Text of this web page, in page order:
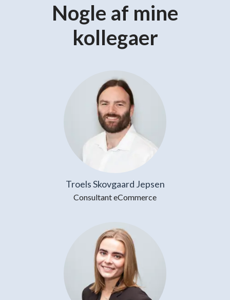
Nogle af mine
kollegaer
Troels Skovgaard Jepsen
Consultant eCommerce